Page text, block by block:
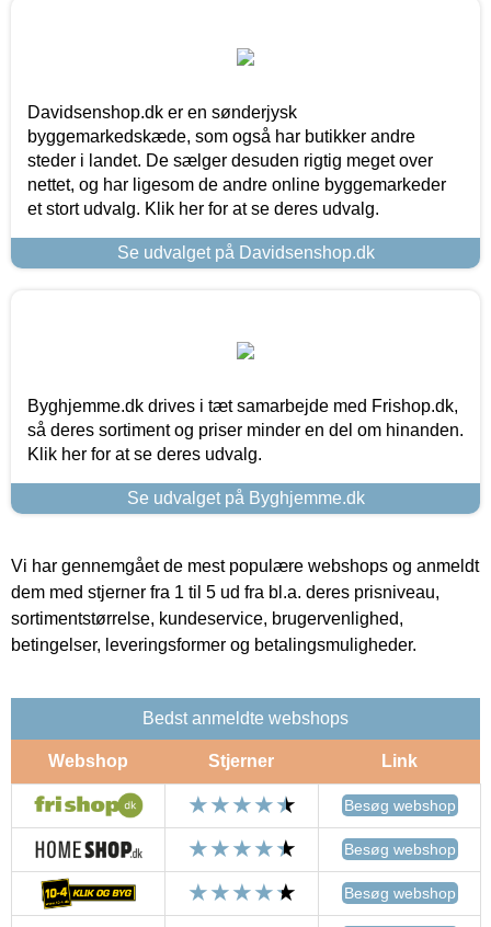
Davidsenshop.dk er en sønderjysk
byggemarkedskæde, som også har butikker andre
steder i landet. De sælger desuden rigtig meget over
nettet, og har ligesom de andre online byggemarkeder
et stort udvalg. Klik her for at se deres udvalg.
Se udvalget på Davidsenshop.dk
Byghjemme.dk drives i tæt samarbejde med Frishop.dk,
så deres sortiment og priser minder en del om hinanden.
Klik her for at se deres udvalg.
Se udvalget på Byghjemme.dk
Vi har gennemgået de mest populære webshops og anmeldt
dem med stjerner fra 1 til 5 ud fra bl.a. deres prisniveau,
sortimentstørrelse, kundeservice, brugervenlighed,
betingelser, leveringsformer og betalingsmuligheder.
Bedst anmeldte webshops
Webshop Stjerner Link
Besøg webshop
Besøg webshop
Besøg webshop